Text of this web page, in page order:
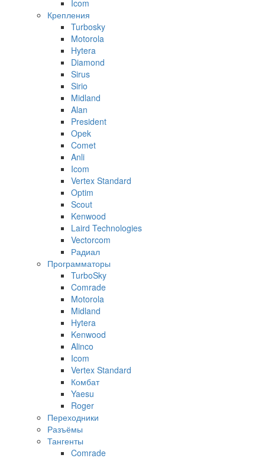
Icom
Крепления
Turbosky
Motorola
Hytera
Diamond
Sirus
Sirio
Midland
Alan
President
Opek
Comet
Anli
Icom
Vertex Standard
Optim
Scout
Kenwood
Laird Technologies
Vectorcom
Радиал
Программаторы
TurboSky
Comrade
Motorola
Midland
Hytera
Kenwood
Alinco
Icom
Vertex Standard
Комбат
Yaesu
Roger
Переходники
Разъёмы
Тангенты
Comrade